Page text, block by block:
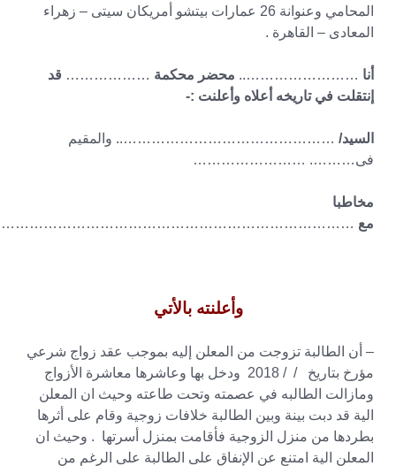
المحامي وعنوانة 26 عمارات بيتشو أمريكان سيتى – زهراء
المعادى – القاهرة .
أنا …………………….. محضر محكمة ……………… قد
إنتقلت في تاريخه أعلاه وأعلنت :-
السيد/ ……………………………………….. والمقيم
فى………. ……………………
مخاطبا
مع …………………………………………………………………
وأعلنته بالأتي
– أن الطالبة تزوجت من المعلن إليه بموجب عقد زواج شرعي
مؤرخ بتاريخ / / 2018 ودخل بها وعاشرها معاشرة الأزواج
ومازالت الطالبه في عصمته وتحت طاعته وحيث ان المعلن
الية قد دبت بينة وبين الطالبة خلافات زوجية وقام على أثرها
بطردها من منزل الزوجية فأقامت بمنزل أسرتها . وحيث ان
المعلن الية امتنع عن الإنفاق على الطالبة على الرغم من